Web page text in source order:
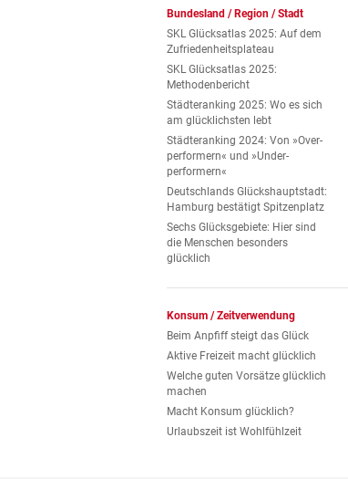
Bundesland / Region / Stadt
SKL Glücksatlas 2025: Auf dem
Zufriedenheitsplateau
SKL Glücksatlas 2025:
Methodenbericht
Städteranking 2025: Wo es sich
am glücklichsten lebt
Städteranking 2024: Von »Over­
performern« und »Under­
performern«
Deutschlands Glückshauptstadt:
Hamburg bestätigt Spitzenplatz
Sechs Glücksgebiete: Hier sind
die Menschen besonders
glücklich
Konsum / Zeitverwendung
Beim Anpfiff steigt das Glück
Aktive Freizeit macht glücklich
Welche guten Vorsätze glücklich
machen
Macht Konsum glücklich?
Urlaubszeit ist Wohlfühlzeit